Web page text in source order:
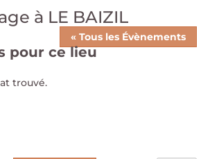
à LE BAIZIL
« Tous les Évènements
pour ce lieu
trouvé.